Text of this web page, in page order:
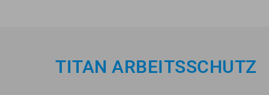
TITAN ARBEITSSCHUTZ